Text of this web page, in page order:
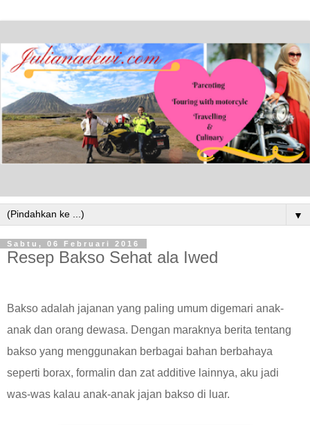
▼
Sabtu, 06 Februari 2016
Resep Bakso Sehat ala Iwed
Bakso adalah jajanan yang paling umum digemari anak-
anak dan orang dewasa. Dengan maraknya berita tentang
bakso yang menggunakan berbagai bahan berbahaya
seperti borax, formalin dan zat additive lainnya, aku jadi
was-was kalau anak-anak jajan bakso di luar.